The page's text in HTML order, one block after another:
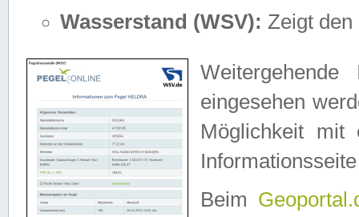
Wasserstand (WSV): Zeigt den
eingesehen
Möglichkeit mit
Beim